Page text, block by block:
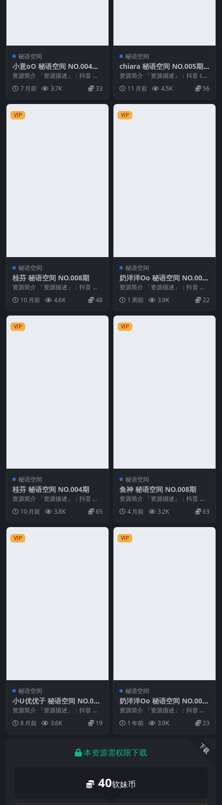
秘语空间
小意oO 秘语空间 NO.004期
最新至：2026.1.7
资源简介 「资源描述」：抖音 小
意oO 秘语空间 NO.004期 【14P1
V】...7 月前 3.7K 33
秘语空间
chiara 秘语空间 NO.005期
最新至：2025.9.15
资源简介 「资源描述」：抖音 chi
ara 秘语空间 NO.005期 【2P8V...
11 月前 4.5K 56
VIP
秘语空间
桂芬 秘语空间 NO.008期
资源简介 「资源描述」：抖音 桂
芬 秘语空间 NO.008期 【23P3V】
「...10 月前 4.6K 48
VIP
秘语空间
奶洋洋Oo 秘语空间 NO.008
期
资源简介 「资源描述」：抖音 奶
洋洋Oo 秘语空间 NO.008期 【24
P3V...1 周前 3.9K 22
VIP
秘语空间
桂芬 秘语空间 NO.004期
资源简介 「资源描述」：抖音 桂
芬 秘语空间 NO.004期 【22P1V】
「...10 月前 3.8K 65
VIP
秘语空间
鱼神 秘语空间 NO.008期
资源简介 「资源描述」：抖音 鱼
神 秘语空间 NO.008期 【32P】
「资源...
4 月前 3.2K 63
VIP
秘语空间
小U优优子 秘语空间 NO.034
期 最新至：2025.11.20
资源简介 「资源描述」：抖音 小u
优优子 秘语空间 NO.034期 【12P
3V...8 月前 3.6K 19
VIP
秘语空间
奶洋洋Oo 秘语空间 NO.003
期
资源简介 「资源描述」：抖音 奶
洋洋Oo 秘语空间 NO.003期 【21
P7V...1 年前 3.9K 23
下载
本资源需权限下载
40软妹币